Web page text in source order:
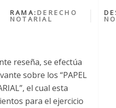
RAMA: DERECHO
NOTARIAL
reseña, se efectúa
sobre los “PAPEL
el cual esta
para el ejercicio